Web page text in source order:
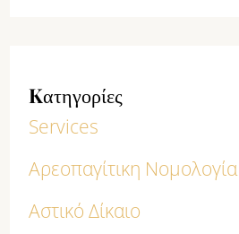
Kατηγορίες
Services
Αρεοπαγίτικη Νομολογία
Αστικό Δίκαιο